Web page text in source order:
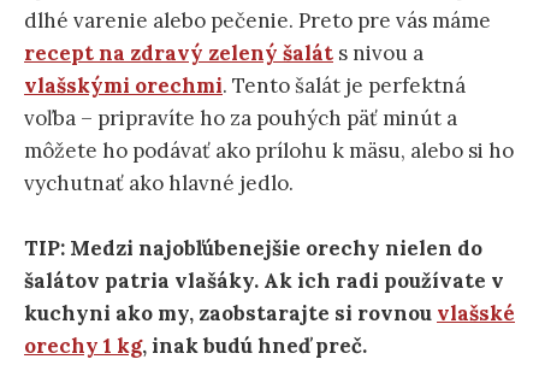
dlhé varenie alebo pečenie. Preto pre vás máme
recept na zdravý zelený šalát s nivou a
vlašskými orechmi. Tento šalát je perfektná
voľba – pripravíte ho za pouhých päť minút a
môžete ho podávať ako prílohu k mäsu, alebo si ho
vychutnať ako hlavné jedlo.
TIP: Medzi najobľúbenejšie orechy nielen do
šalátov patria vlašáky. Ak ich radi používate v
kuchyni ako my, zaobstarajte si rovnou vlašské
orechy 1 kg, inak budú hneď preč.